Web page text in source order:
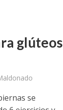
glúteos
se